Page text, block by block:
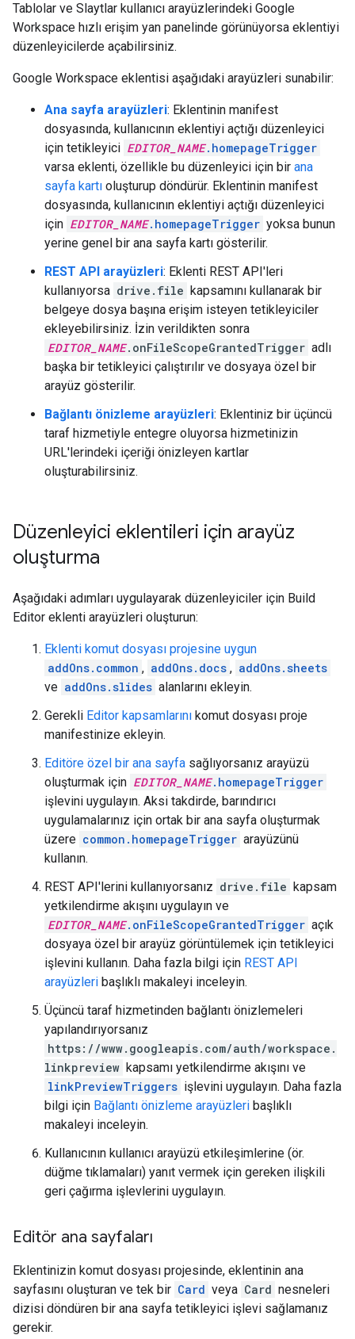
Tablolar ve Slaytlar kullanıcı arayüzlerindeki Google
Workspace hızlı erişim yan panelinde görünüyorsa eklentiyi
düzenleyicilerde açabilirsiniz.
Google Workspace eklentisi aşağıdaki arayüzleri sunabilir:
Ana sayfa arayüzleri: Eklentinin manifest
dosyasında, kullanıcının eklentiyi açtığı düzenleyici
için tetikleyici EDITOR_NAME.homepageTrigger
varsa eklenti, özellikle bu düzenleyici için bir ana
sayfa kartı oluşturup döndürür. Eklentinin manifest
dosyasında, kullanıcının eklentiyi açtığı düzenleyici
için EDITOR_NAME.homepageTrigger yoksa bunun
yerine genel bir ana sayfa kartı gösterilir.
REST API arayüzleri: Eklenti REST API'leri
kullanıyorsa drive.file kapsamını kullanarak bir
belgeye dosya başına erişim isteyen tetikleyiciler
ekleyebilirsiniz. İzin verildikten sonra
EDITOR_NAME.onFileScopeGrantedTrigger adlı
başka bir tetikleyici çalıştırılır ve dosyaya özel bir
arayüz gösterilir.
Bağlantı önizleme arayüzleri: Eklentiniz bir üçüncü
taraf hizmetiyle entegre oluyorsa hizmetinizin
URL'lerindeki içeriği önizleyen kartlar
oluşturabilirsiniz.
Düzenleyici eklentileri için arayüz
oluşturma
Aşağıdaki adımları uygulayarak düzenleyiciler için Build
Editor eklenti arayüzleri oluşturun:
Eklenti komut dosyası projesine uygun
addOns.common , addOns.docs , addOns.sheets
ve addOns.slides alanlarını ekleyin.
Gerekli Editor kapsamlarını komut dosyası proje
manifestinize ekleyin.
Editöre özel bir ana sayfa sağlıyorsanız arayüzü
oluşturmak için EDITOR_NAME.homepageTrigger
işlevini uygulayın. Aksi takdirde, barındırıcı
uygulamalarınız için ortak bir ana sayfa oluşturmak
üzere common.homepageTrigger arayüzünü
kullanın.
REST API'lerini kullanıyorsanız drive.file kapsam
yetkilendirme akışını uygulayın ve
EDITOR_NAME.onFileScopeGrantedTrigger açık
dosyaya özel bir arayüz görüntülemek için tetikleyici
işlevini kullanın. Daha fazla bilgi için REST API
arayüzleri başlıklı makaleyi inceleyin.
Üçüncü taraf hizmetinden bağlantı önizlemeleri
yapılandırıyorsanız
https://www.googleapis.com/auth/workspace.
linkpreview kapsamı yetkilendirme akışını ve
linkPreviewTriggers işlevini uygulayın. Daha fazla
bilgi için Bağlantı önizleme arayüzleri başlıklı
makaleyi inceleyin.
Kullanıcının kullanıcı arayüzü etkileşimlerine (ör.
düğme tıklamaları) yanıt vermek için gereken ilişkili
geri çağırma işlevlerini uygulayın.
Editör ana sayfaları
Eklentinizin komut dosyası projesinde, eklentinin ana
sayfasını oluşturan ve tek bir Card veya Card nesneleri
dizisi döndüren bir ana sayfa tetikleyici işlevi sağlamanız
gerekir.